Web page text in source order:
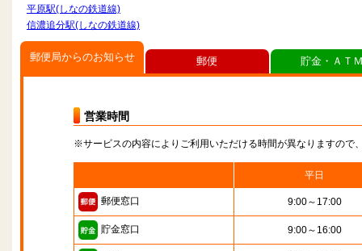
平原駅(しなの鉄道線)
信濃追分駅(しなの鉄道線)
郵便局からのお知らせ
営業時間
※サービスの内容によりご利用いただける時間が異なりますので
平日
郵便窓口 9:00～17:00
貯金窓口 9:00～16:00
郵便 貯金・ＡＴ